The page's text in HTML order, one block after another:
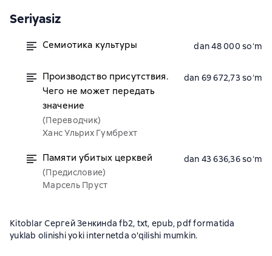
Seriyasiz
Cемиотика культуры dan 48 000 soʻm
Производство присутствия.
Чего не может передать
значение
(Переводчик)
Ханс Ульрих Гумбрехт
dan 69 672,73 soʻm
Памяти убитых церквей
(Предисловие)
Марсель Пруст
dan 43 636,36 soʻm
Kitoblar Сергей Зенкинda fb2, txt, epub, pdf formatida
yuklab olinishi yoki internetda o'qilishi mumkin.